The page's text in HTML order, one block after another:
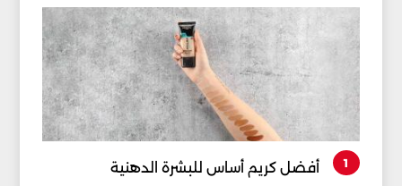
1 أفضل كريم أساس للبشرة الدهنية